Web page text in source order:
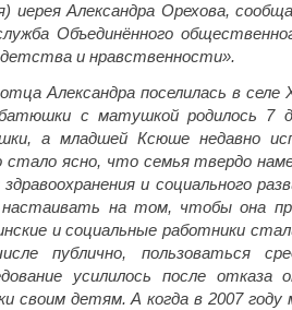
иерея Александра Орехова,
Объединённого
и нравственности».
Александра поселилась в селе
с матушкой родилось 7
а младшей Ксюше недавно
стало ясно, что семья твердо
и социального
на том, чтобы она
и социальные работники
публично, пользоваться
усилилось после отказа
своим детям. А когда в 2007 году